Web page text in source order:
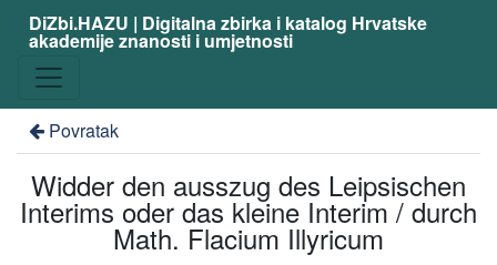
DiZbi.HAZU | Digitalna zbirka i katalog Hrvatske
akademije znanosti i umjetnosti
Povratak
Widder den ausszug des Leipsischen
Interims oder das kleine Interim / durch
Math. Flacium Illyricum